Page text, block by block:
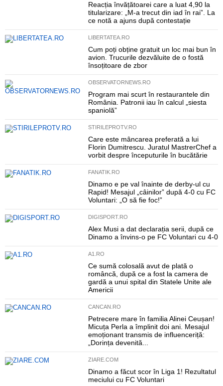
Reacția învățătoarei care a luat 4,90 la
titularizare: „M-a trecut din iad în rai”. La
ce notă a ajuns după contestație
LIBERTATEA.RO
Cum poți obține gratuit un loc mai bun în
avion. Trucurile dezvăluite de o fostă
însoțitoare de zbor
OBSERVATORNEWS.RO
Program mai scurt în restaurantele din
România. Patronii iau în calcul „siesta
spaniolă”
STIRILEPROTV.RO
Care este mâncarea preferată a lui
Florin Dumitrescu. Juratul MastrerChef a
vorbit despre începuturile în bucătărie
FANATIK.RO
Dinamo e pe val înainte de derby-ul cu
Rapid! Mesajul „câinilor” după 4-0 cu FC
Voluntari: „O să fie foc!”
DIGISPORT.RO
Alex Musi a dat declarația serii, după ce
Dinamo a învins-o pe FC Voluntari cu 4-0
A1.RO
Ce sumă colosală avut de plată o
româncă, după ce a fost la camera de
gardă a unui spital din Statele Unite ale
Americii
CANCAN.RO
Petrecere mare în familia Alinei Ceușan!
Micuța Perla a împlinit doi ani. Mesajul
emoționant transmis de influenceriță:
„Dorința devenită...
ZIARE.COM
Dinamo a făcut scor în Liga 1! Rezultatul
meciului cu FC Voluntari